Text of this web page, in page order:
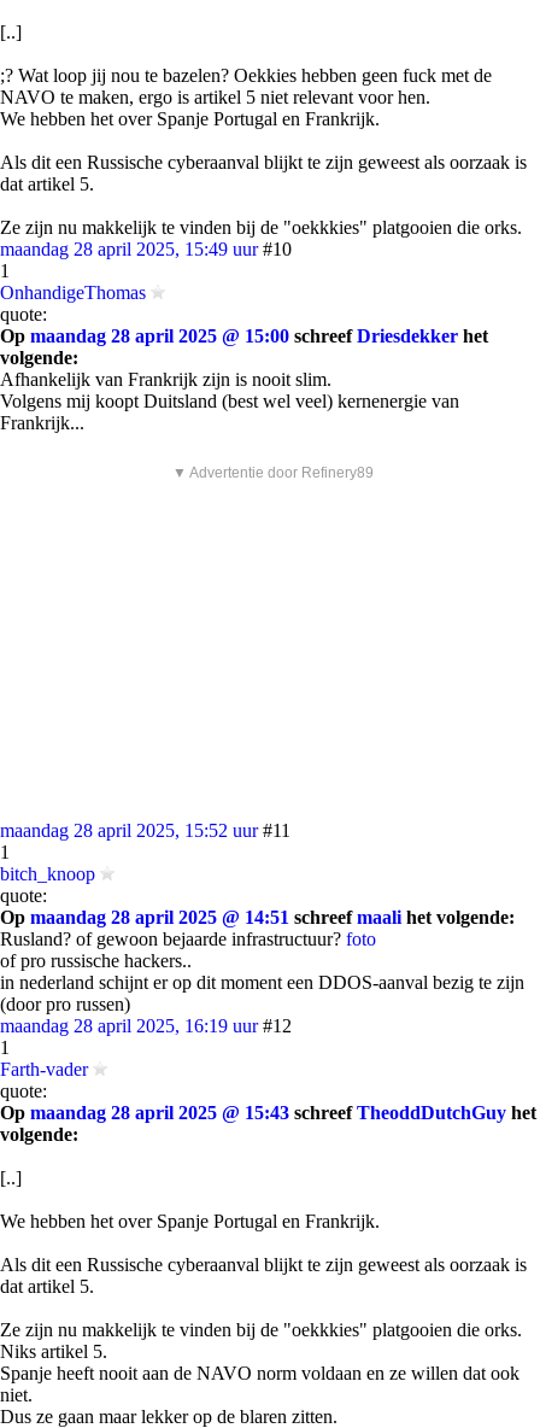
[..]
;? Wat loop jij nou te bazelen? Oekkies hebben geen fuck met de
NAVO te maken, ergo is artikel 5 niet relevant voor hen.
We hebben het over Spanje Portugal en Frankrijk.
Als dit een Russische cyberaanval blijkt te zijn geweest als oorzaak is
dat artikel 5.
Ze zijn nu makkelijk te vinden bij de "oekkkies" platgooien die orks.
maandag 28 april 2025, 15:49 uur #10
1
OnhandigeThomas
quote:
Op maandag 28 april 2025 @ 15:00 schreefDriesdekker het
volgende:
Afhankelijk van Frankrijk zijn is nooit slim.
Volgens mij koopt Duitsland (best wel veel) kernenergie van
Frankrijk...
▼ Advertentie door Refinery89
maandag 28 april 2025, 15:52 uur #11
1
bitch_knoop
quote:
Op maandag 28 april 2025 @ 14:51 schreefmaali het volgende:
Rusland? of gewoon bejaarde infrastructuur? foto
of pro russische hackers..
in nederland schijnt er op dit moment een DDOS-aanval bezig te zijn
(door pro russen)
maandag 28 april 2025, 16:19 uur #12
1
Farth-vader
quote:
Op maandag 28 april 2025 @ 15:43 schreefTheoddDutchGuy het
volgende:
[..]
We hebben het over Spanje Portugal en Frankrijk.
Als dit een Russische cyberaanval blijkt te zijn geweest als oorzaak is
dat artikel 5.
Ze zijn nu makkelijk te vinden bij de "oekkkies" platgooien die orks.
Niks artikel 5.
Spanje heeft nooit aan de NAVO norm voldaan en ze willen dat ook
niet.
Dus ze gaan maar lekker op de blaren zitten.